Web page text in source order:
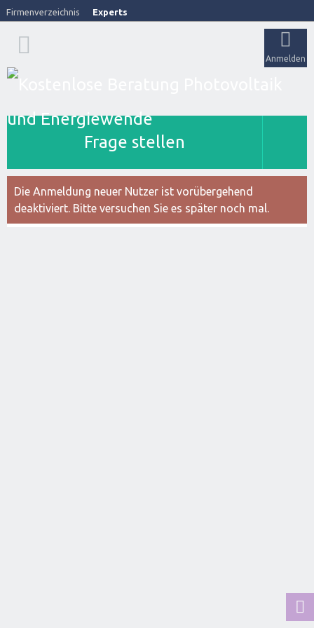
Firmenverzeichnis Experts
Anmelden
Frage stellen
Die Anmeldung neuer Nutzer ist vorübergehend
deaktiviert. Bitte versuchen Sie es später noch mal.